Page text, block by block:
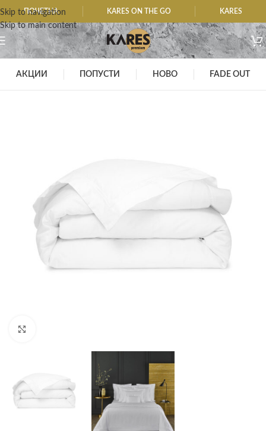
Skip to navigation
Skip to main content
ПОЧЕТНА KARES ON THE GO KARES
АКЦИИ ПОПУСТИ НОВО FADE OUT